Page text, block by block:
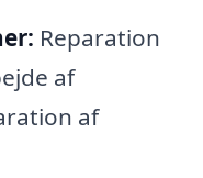
Reparation
af
af